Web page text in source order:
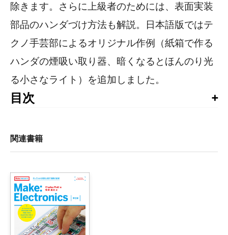
除きます。さらに上級者のためには、表面実装
部品のハンダづけ方法も解説。日本語版ではテ
クノ手芸部によるオリジナル作例（紙箱で作る
ハンダの煙吸い取り器、暗くなるとほんのり光
る小さなライト）を追加しました。
目次
1章　ハンダづけってなんだろう？
    ハンダづけ（ロウづけ）と溶接の違い
    エレクトロニクスのハンダづけ
2章　ハンダづけの基本的な道具と材料
    どんなハンダごてを買うべき？
関連書籍